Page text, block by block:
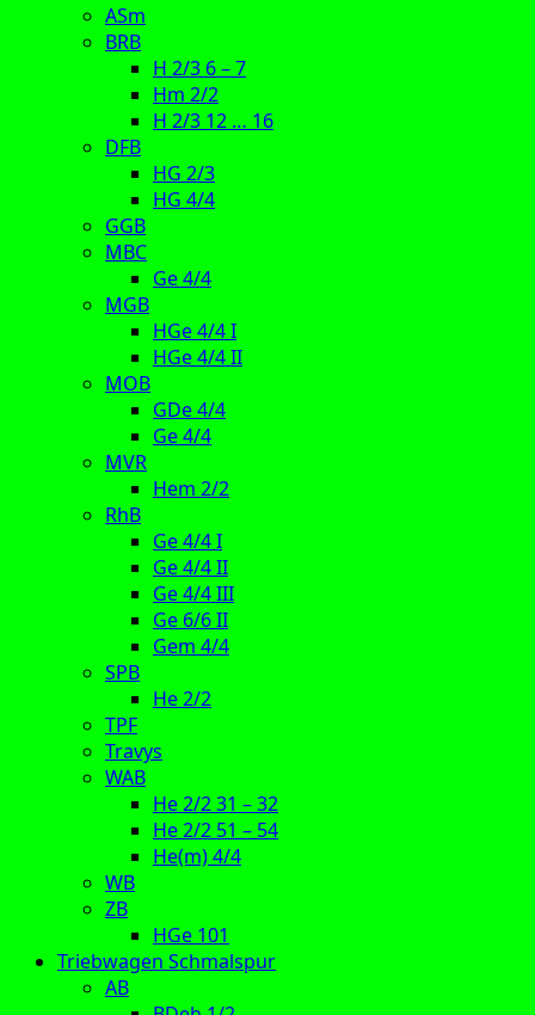
ASm
BRB
H 2/3 6 – 7
Hm 2/2
H 2/3 12 … 16
DFB
HG 2/3
HG 4/4
GGB
MBC
Ge 4/4
MGB
HGe 4/4 I
HGe 4/4 II
MOB
GDe 4/4
Ge 4/4
MVR
Hem 2/2
RhB
Ge 4/4 I
Ge 4/4 II
Ge 4/4 III
Ge 6/6 II
Gem 4/4
SPB
He 2/2
TPF
Travys
WAB
He 2/2 31 – 32
He 2/2 51 – 54
He(m) 4/4
WB
ZB
HGe 101
Triebwagen Schmalspur
AB